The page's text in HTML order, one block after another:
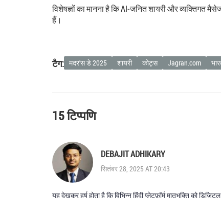
विशेषज्ञों का मानना है कि AI‑जनित शायरी और
हैं।
टैग: मदर'स डे 2025 शायरी कोट्स Jagran.com
15 टिप्पणि
DEBAJIT ADHIKARY
सितंबर 28, 2025 AT 20:43
यह देखकर हर्ष होता है कि विभिन्न हिंदी प्लेटफ़ॉर्म मातृभक्ति को